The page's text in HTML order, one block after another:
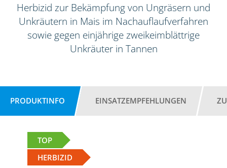
Herbizid zur Bekämpfung von Ungräsern und
Unkräutern in Mais im Nachauflaufverfahren
sowie gegen einjährige zweikeimblättrige
Unkräuter in Tannen
PRODUKTINFO EINSATZEMPFEHLUNGEN
TOP
HERBIZID